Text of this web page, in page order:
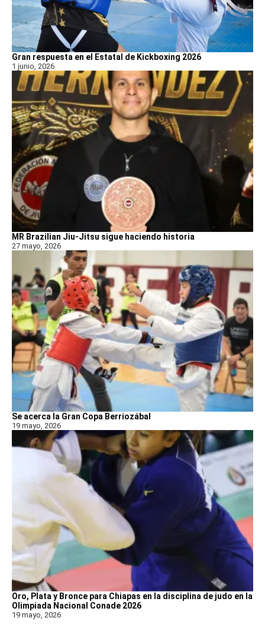
Gran respuesta en el Estatal de Kickboxing 2026
1 junio, 2026
MR Brazilian Jiu-Jitsu sigue haciendo historia
27 mayo, 2026
Se acerca la Gran Copa Berriozábal
19 mayo, 2026
Oro, Plata y Bronce para Chiapas en la disciplina de judo en la
Olimpiada Nacional Conade 2026
19 mayo, 2026